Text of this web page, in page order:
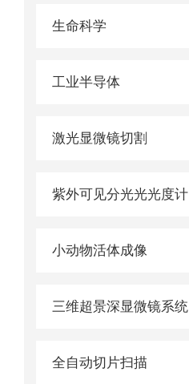
生命科学
工业半导体
激光显微镜切割
小动物活体成像
三维超景深显微镜系统
全自动切片扫描